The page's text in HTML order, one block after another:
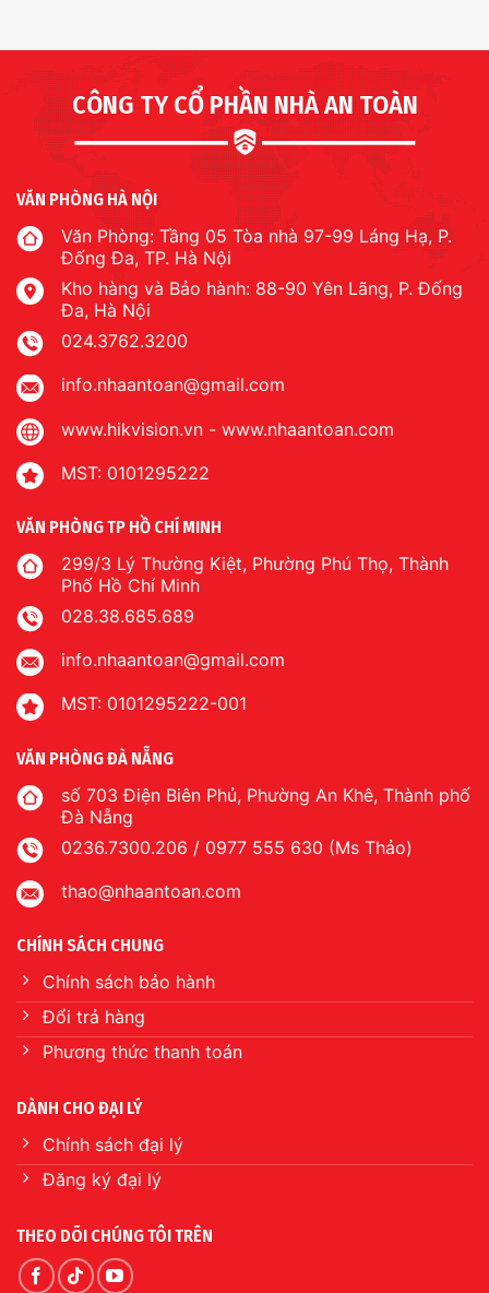
024.3762.3200
info.nhaantoan@gmail.com
www.hikvision.vn -www.nhaantoan.com
MST: 0101295222
VĂN PHÒNG TP HỒ CHÍ MINH
299/3 Lý Thường Kiệt, Phường Phú Thọ, Thành
Phố Hồ Chí Minh
028.38.685.689
info.nhaantoan@gmail.com
MST: 0101295222-001
VĂN PHÒNG ĐÀ NẴNG
số 703 Điện Biên Phủ, Phường An Khê, Thành phố
0236.7300.206 / 0977 555 630 (Ms Thảo)
thao@nhaantoan.com
CHÍNH SÁCH CHUNG
Chính sách bảo hành
Đổi trả hàng
Phương thức thanh toán
DÀNH CHO ĐẠI LÝ